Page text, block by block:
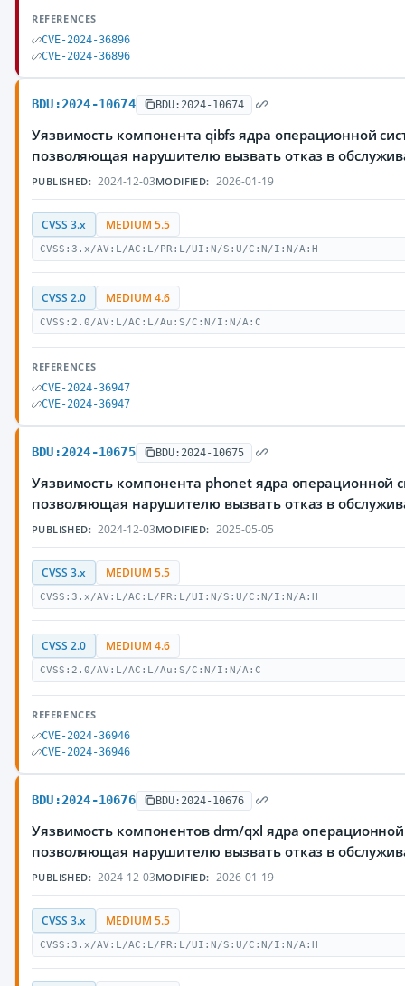
REFERENCES
CVE-2024-36896
CVE-2024-36896
BDU:2024-10674 BDU:2024-10674
Уязвимость компонента qibfs ядра операционной
позволяющая нарушителю вызвать отказ в
PUBLISHED: 2024-12-03MODIFIED: 2026-01-19
CVSS 3.x MEDIUM 5.5
CVSS:3.x/AV:L/AC:L/PR:L/UI:N/S:U/C:N/I:N/A:H
CVSS 2.0 MEDIUM 4.6
CVSS:2.0/AV:L/AC:L/Au:S/C:N/I:N/A:C
REFERENCES
CVE-2024-36947
CVE-2024-36947
BDU:2024-10675 BDU:2024-10675
Уязвимость компонента phonet ядра операционной
позволяющая нарушителю вызвать отказ в
PUBLISHED: 2024-12-03MODIFIED: 2025-05-05
CVSS 3.x MEDIUM 5.5
CVSS:3.x/AV:L/AC:L/PR:L/UI:N/S:U/C:N/I:N/A:H
CVSS 2.0 MEDIUM 4.6
CVSS:2.0/AV:L/AC:L/Au:S/C:N/I:N/A:C
REFERENCES
CVE-2024-36946
CVE-2024-36946
BDU:2024-10676 BDU:2024-10676
Уязвимость компонентов drm/qxl ядра
позволяющая нарушителю вызвать отказ в
PUBLISHED: 2024-12-03MODIFIED: 2026-01-19
CVSS 3.x MEDIUM 5.5
CVSS:3.x/AV:L/AC:L/PR:L/UI:N/S:U/C:N/I:N/A:H